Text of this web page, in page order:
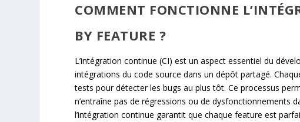
COMMENT FONCTIONNE
BY FEATURE ?
L’intégration continue (CI) est un aspect essentiel du
intégrations du code source dans un dépôt partagé.
tests pour détecter les bugs au plus tôt. Ce processus
n’entraîne pas de régressions ou de dysfonctionnements
l’intégration continue garantit que chaque feature est